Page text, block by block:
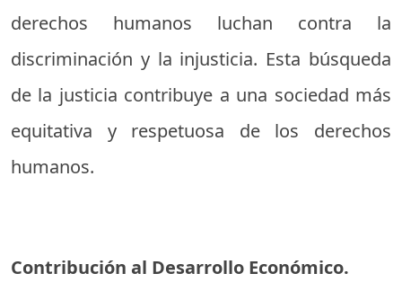
derechos humanos luchan contra la
discriminación y la injusticia. Esta búsqueda
de la justicia contribuye a una sociedad más
equitativa y respetuosa de los derechos
humanos.
Contribución al Desarrollo Económico.